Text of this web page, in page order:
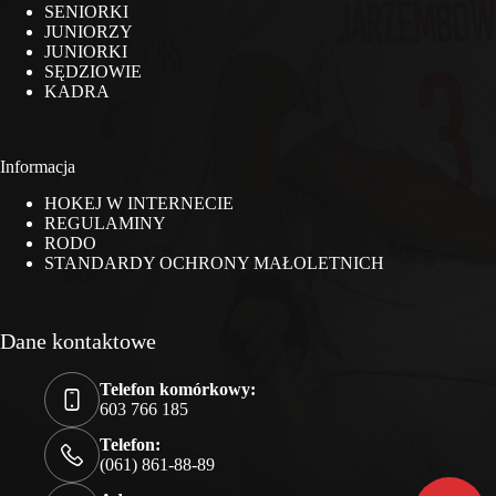
SENIORKI
JUNIORZY
JUNIORKI
SĘDZIOWIE
KADRA
Informacja
HOKEJ W INTERNECIE
REGULAMINY
RODO
STANDARDY OCHRONY MAŁOLETNICH
Dane kontaktowe
Telefon komórkowy:
603 766 185
Telefon:
(061) 861-88-89